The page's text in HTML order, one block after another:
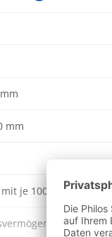
mm
je 100 Blatt
,